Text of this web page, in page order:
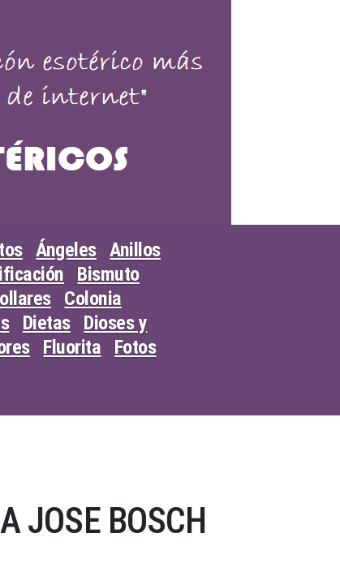
Ángeles Anillos
Bismuto
Colonia
Dietas
Dioses y
Fluorita
Fotos
JOSE BOSCH